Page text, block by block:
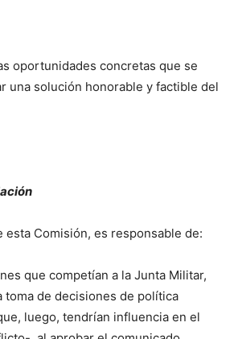
oportunidades concretas que se
una solución honorable y factible del
Comisión, es responsable de:
que competían a la Junta Militar,
toma de decisiones de política
luego, tendrían influencia en el